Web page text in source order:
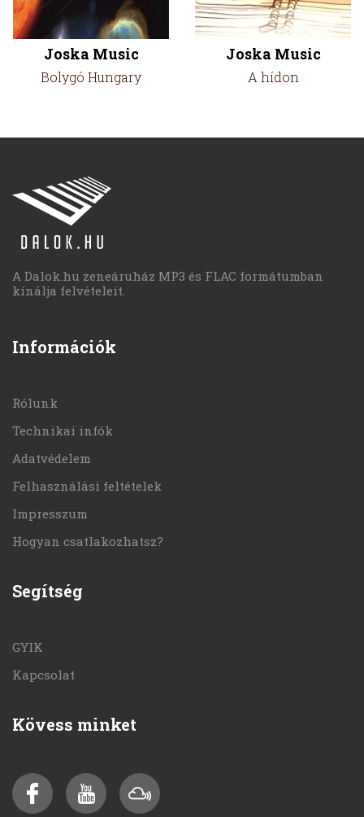
Joska Music
Bolygó Hungary
Joska Music
A hídon
A Dalok.hu zeneáruház MP3 és FLAC formátumban
kínálja felvételeit.
Információk
Rólunk
Technikai infók
Adatvédelem
Felhasználási feltételek
Impresszum
Hogyan csatlakozhatsz?
Segítség
GYIK
Kapcsolat
Kövess minket